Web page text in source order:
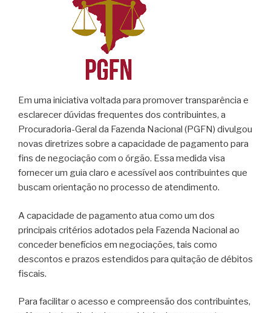
Em uma iniciativa voltada para promover transparência e
esclarecer dúvidas frequentes dos contribuintes, a
Procuradoria-Geral da Fazenda Nacional (PGFN) divulgou
novas diretrizes sobre a capacidade de pagamento para
fins de negociação com o órgão. Essa medida visa
fornecer um guia claro e acessível aos contribuintes que
buscam orientação no processo de atendimento.
A capacidade de pagamento atua como um dos
principais critérios adotados pela Fazenda Nacional ao
conceder benefícios em negociações, tais como
descontos e prazos estendidos para quitação de débitos
fiscais.
Para facilitar o acesso e compreensão dos contribuintes,